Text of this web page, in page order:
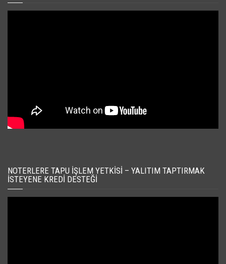
NOTERLERE TAPU İŞLEM YETKISI – YALITIM TAPTIRMAK
İSTEYENE KREDI DESTEĞI